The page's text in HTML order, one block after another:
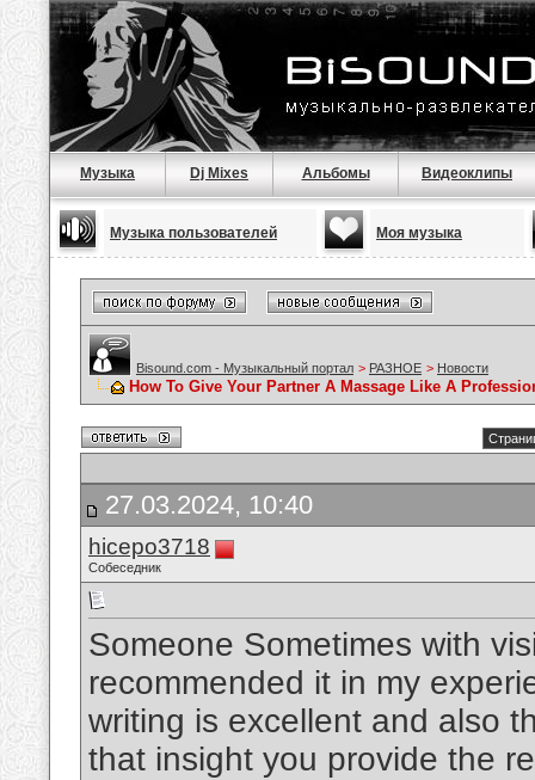
Музыка Dj Mixes Альбомы Видеоклипы
Музыка пользователей Моя музыка
Bisound.com - Музыкальный портал > РАЗНОЕ > Новости
How To Give Your Partner A Massage Like A
27.03.2024, 10:40
hicepo3718
Собеседник
Someone Sometimes with
recommended it in my
writing is excellent and also
that insight you provide the